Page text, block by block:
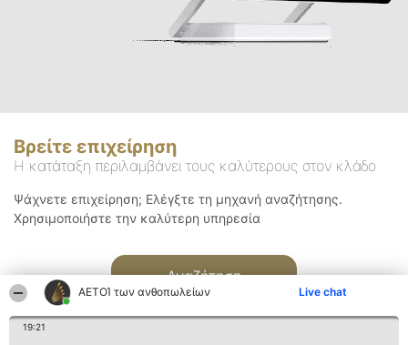
ΑΕΤΟΊ των ανθοπωλείων Live chat
19:21
Βρείτε επιχείρηση
Η κατάταξη περιλαμβάνει τους καλύτερους στον κλάδο
Ψάχνετε επιχείρηση; Ελέγξτε τη μηχανή αναζήτησης.
Χρησιμοποιήστε την καλύτερη υπηρεσία
Αναζήτηση